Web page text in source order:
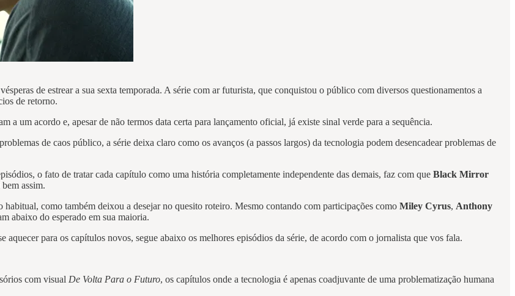
vésperas de estrear a sua sexta temporada. A série com ar futurista, que conquistou o público com diversos questionamentos a
de retorno.
a um acordo e, apesar de não termos data certa para lançamento oficial, já existe sinal verde para a sequência.
de caos público, a série deixa claro como os avanços (a passos largos) da tecnologia podem desencadear problemas de
o fato de tratar cada capítulo como uma história completamente independente das demais, faz com que Black Mirror
assim.
como também deixou a desejar no quesito roteiro. Mesmo contando com participações como Miley Cyrus, Anthony
abaixo do esperado em sua maioria.
aquecer para os capítulos novos, segue abaixo os melhores episódios da série, de acordo com o jornalista que vos fala.
com visual De Volta Para o Futuro, os capítulos onde a tecnologia é apenas coadjuvante de uma problematização humana